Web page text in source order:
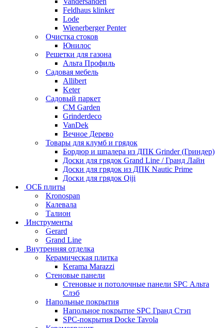
Feldhaus klinker
Lode
Wienerberger Penter
Очистка стоков
Юнилос
Решетки для газона
Альта Профиль
Садовая мебель
Allibert
Keter
Садовый паркет
CM Garden
Grinderdeco
VanDek
Вечное Дерево
Товары для клумб и грядок
Бордюр и шпалера из ДПК Grinder (Гриндер)
Доски для грядок Grand Line / Гранд Лайн
Доски для грядок из ДПК Nautic Prime
Доски для грядок Qiji
ОСБ плиты
Kronospan
Калевала
Талион
Инструменты
Gerard
Grand Line
Внутренняя отделка
Керамическая плитка
Kerama Marazzi
Стеновые панели
Стеновые и потолочные панели SPC Альта
Слэб
Напольные покрытия
Напольное покрытие SPC Гранд Стэп
SPC-покрытия Docke Tavola